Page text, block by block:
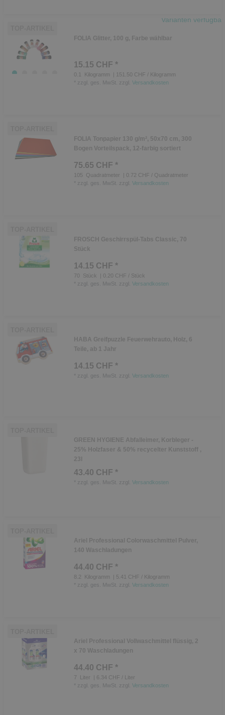
Varianten verfügbar
FOLIA Glitter, 100 g, Farbe wählbar
15.15 CHF *
0.1 Kilogramm
| 151.50 CHF / Kilogramm
zzgl. ges. MwSt. zzgl. Versandkosten
FOLIA Tonpapier 130 g/m², 50x70 cm, 300
Bogen Vorteilspack, 12-farbig sortiert
75.65 CHF *
105 Quadratmeter
| 0.72 CHF / Quadratmeter
zzgl. ges. MwSt. zzgl. Versandkosten
FROSCH Geschirrspül-Tabs Classic, 70
Stück
14.15 CHF *
70 Stück
| 0.20 CHF / Stück
zzgl. ges. MwSt. zzgl. Versandkosten
HABA Greifpuzzle Feuerwehrauto, Holz, 6
Teile, ab 1 Jahr
14.15 CHF *
zzgl. ges. MwSt. zzgl. Versandkosten
GREEN HYGIENE Abfalleimer, Korbleger -
25% Holzfaser & 50% recycelter Kunststoff ,
23l
43.40 CHF *
zzgl. ges. MwSt. zzgl. Versandkosten
Ariel Professional Colorwaschmittel Pulver,
140 Waschladungen
44.40 CHF *
8.2 Kilogramm
| 5.41 CHF / Kilogramm
zzgl. ges. MwSt. zzgl. Versandkosten
Ariel Professional Vollwaschmittel flüssig, 2
x 70 Waschladungen
44.40 CHF *
7 Liter
| 6.34 CHF / Liter
zzgl. ges. MwSt. zzgl. Versandkosten